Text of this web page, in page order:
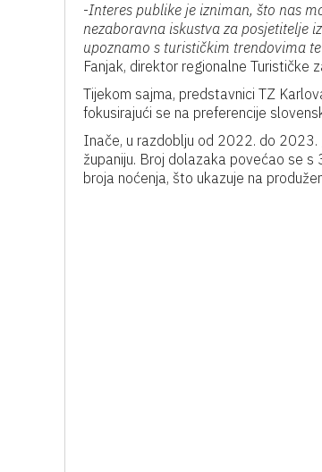
-Interes publike je izniman, što nas
nezaboravna iskustva za posjetitelje
upoznamo s turističkim trendovima
Fanjak, direktor regionalne Turističke
Tijekom sajma, predstavnici TZ
fokusirajući se na preferencije
Inače, u razdoblju od 2022. do 2023.
županiju. Broj dolazaka povećao se
broja noćenja, što ukazuje na